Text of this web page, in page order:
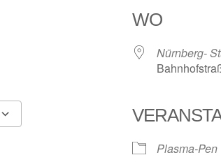
WO
Nürnberg-
Plasma-Pen